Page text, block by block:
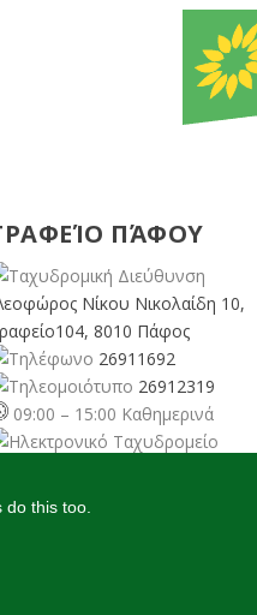
ΠΆΦΟΥ
Νίκου Νικολαίδη 10,
8010 Πάφος
26911692
26912319
09:00 – 15:00 Καθημερινά
this too.